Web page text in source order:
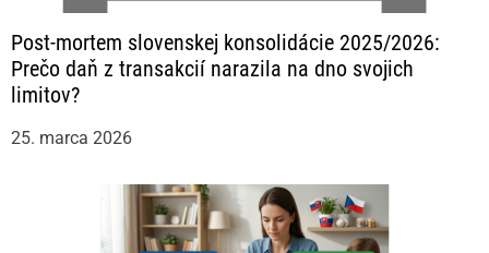
Post-mortem slovenskej konsolidácie 2025/2026:
Prečo daň z transakcií narazila na dno svojich
limitov?
25. marca 2026